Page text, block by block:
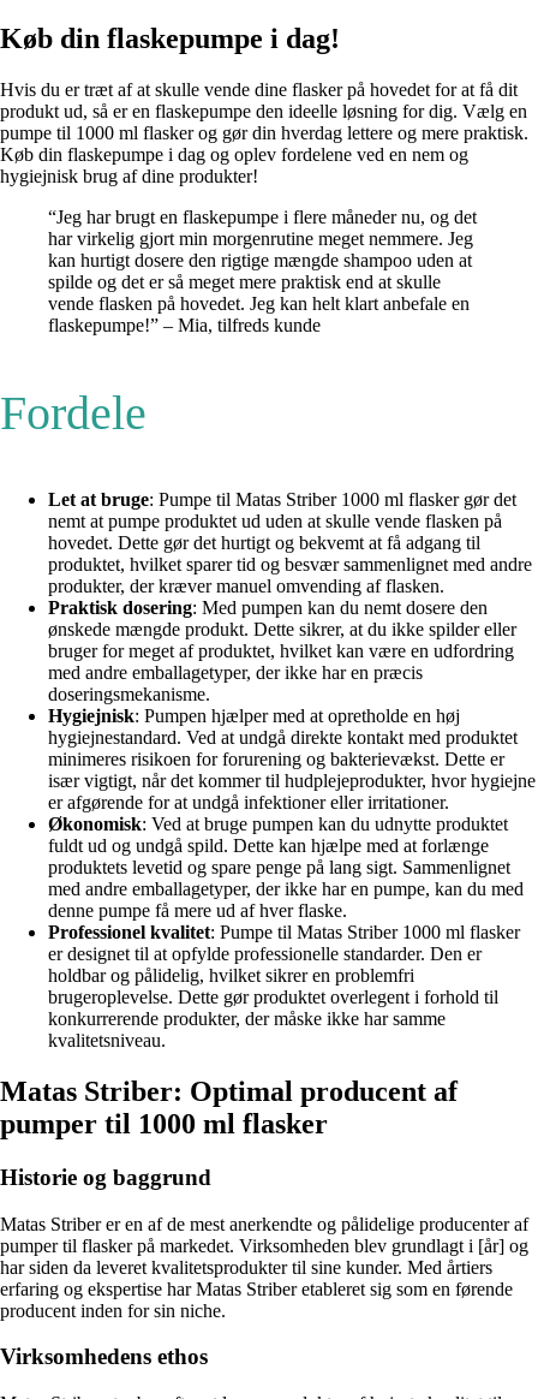
Køb din flaskepumpe i dag!
Hvis du er træt af at skulle vende dine flasker på hovedet for at få dit
produkt ud, så er en flaskepumpe den ideelle løsning for dig. Vælg en
pumpe til 1000 ml flasker og gør din hverdag lettere og mere praktisk.
Køb din flaskepumpe i dag og oplev fordelene ved en nem og
hygiejnisk brug af dine produkter!
“Jeg har brugt en flaskepumpe i flere måneder nu, og det
har virkelig gjort min morgenrutine meget nemmere. Jeg
kan hurtigt dosere den rigtige mængde shampoo uden at
spilde og det er så meget mere praktisk end at skulle
vende flasken på hovedet. Jeg kan helt klart anbefale en
flaskepumpe!” – Mia, tilfreds kunde
Fordele
Let at bruge: Pumpe til Matas Striber 1000 ml flasker gør det
nemt at pumpe produktet ud uden at skulle vende flasken på
hovedet. Dette gør det hurtigt og bekvemt at få adgang til
produktet, hvilket sparer tid og besvær sammenlignet med andre
produkter, der kræver manuel omvending af flasken.
Praktisk dosering: Med pumpen kan du nemt dosere den
ønskede mængde produkt. Dette sikrer, at du ikke spilder eller
bruger for meget af produktet, hvilket kan være en udfordring
med andre emballagetyper, der ikke har en præcis
doseringsmekanisme.
Hygiejnisk: Pumpen hjælper med at opretholde en høj
hygiejnestandard. Ved at undgå direkte kontakt med produktet
minimeres risikoen for forurening og bakterievækst. Dette er
især vigtigt, når det kommer til hudplejeprodukter, hvor hygiejne
er afgørende for at undgå infektioner eller irritationer.
Økonomisk: Ved at bruge pumpen kan du udnytte produktet
fuldt ud og undgå spild. Dette kan hjælpe med at forlænge
produktets levetid og spare penge på lang sigt. Sammenlignet
med andre emballagetyper, der ikke har en pumpe, kan du med
denne pumpe få mere ud af hver flaske.
Professionel kvalitet: Pumpe til Matas Striber 1000 ml flasker
er designet til at opfylde professionelle standarder. Den er
holdbar og pålidelig, hvilket sikrer en problemfri
brugeroplevelse. Dette gør produktet overlegent i forhold til
konkurrerende produkter, der måske ikke har samme
kvalitetsniveau.
Matas Striber: Optimal producent af
pumper til 1000 ml flasker
Historie og baggrund
Matas Striber er en af de mest anerkendte og pålidelige producenter af
pumper til flasker på markedet. Virksomheden blev grundlagt i [år] og
har siden da leveret kvalitetsprodukter til sine kunder. Med årtiers
erfaring og ekspertise har Matas Striber etableret sig som en førende
producent inden for sin niche.
Virksomhedens ethos